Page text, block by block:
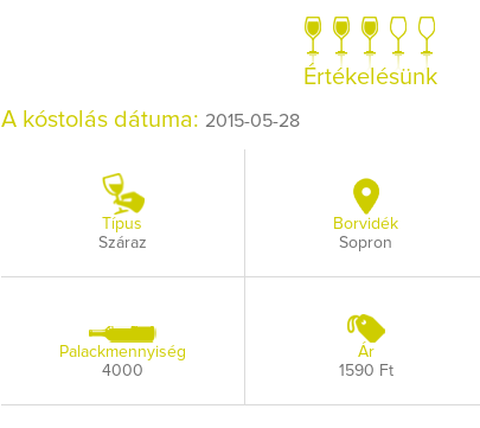
Értékelésünk
A kóstolás dátuma: 2015-05-28
Típus
Száraz
Borvidék
Sopron
Palackmennyiség
4000
Ár
1590 Ft